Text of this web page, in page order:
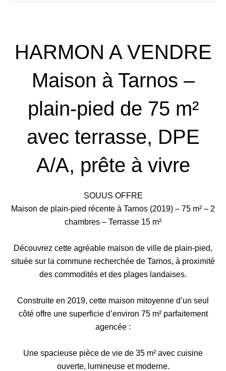
HARMON A VENDRE
Maison à Tarnos –
plain-pied de 75 m²
avec terrasse, DPE
A/A, prête à vivre
SOUUS OFFRE
Maison de plain-pied récente à Tarnos (2019) – 75 m² – 2
chambres – Terrasse 15 m²
Découvrez cette agréable maison de ville de plain-pied,
située sur la commune recherchée de Tarnos, à proximité
des commodités et des plages landaises.
Construite en 2019, cette maison mitoyenne d’un seul
côté offre une superficie d’environ 75 m² parfaitement
agencée :
Une spacieuse pièce de vie de 35 m² avec cuisine
ouverte, lumineuse et moderne.